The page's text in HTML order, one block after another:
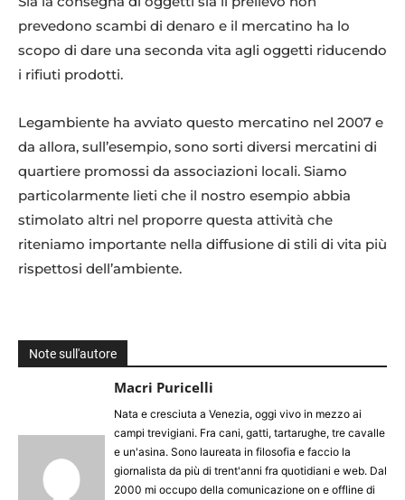
prevedono scambi di denaro e il mercatino ha lo
scopo di dare una seconda vita agli oggetti riducendo
i rifiuti prodotti.
Legambiente ha avviato questo mercatino nel 2007 e
da allora, sull’esempio, sono sorti diversi mercatini di
quartiere promossi da associazioni locali. Siamo
particolarmente lieti che il nostro esempio abbia
stimolato altri nel proporre questa attività che
riteniamo importante nella diffusione di stili di vita più
rispettosi dell’ambiente.
Note sull'autore
Macri Puricelli
Nata e cresciuta a Venezia, oggi vivo in mezzo ai
campi trevigiani. Fra cani, gatti, tartarughe, tre cavalle
e un'asina. Sono laureata in filosofia e faccio la
giornalista da più di trent'anni fra quotidiani e web. Dal
2000 mi occupo della comunicazione on e offline di